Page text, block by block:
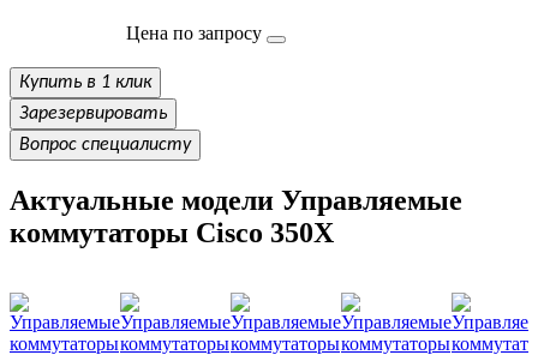
Цена по запросу
Купить в 1 клик
Зарезервировать
Вопрос специалисту
Актуальные модели Управляемые
коммутаторы Cisco 350X